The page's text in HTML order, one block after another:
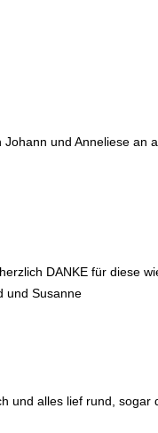
und Anneliese an
DANKE für diese
und Susanne
und alles lief rund, sogar